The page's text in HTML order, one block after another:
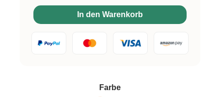
Farbeauswählen
In den Warenkorb